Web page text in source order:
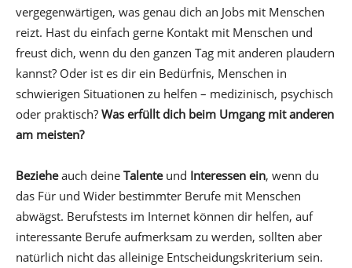
vergegenwärtigen, was genau dich an Jobs mit Menschen
reizt. Hast du einfach gerne Kontakt mit Menschen und
freust dich, wenn du den ganzen Tag mit anderen plaudern
kannst? Oder ist es dir ein Bedürfnis, Menschen in
schwierigen Situationen zu helfen – medizinisch, psychisch
oder praktisch? Was erfüllt dich beim Umgang mit anderen
am meisten?
Bezieheauch deine Talenteund Interessen ein, wenn du
das Für und Wider bestimmter Berufe mit Menschen
abwägst. Berufstests im Internet können dir helfen, auf
interessante Berufe aufmerksam zu werden, sollten aber
natürlich nicht das alleinige Entscheidungskriterium sein.